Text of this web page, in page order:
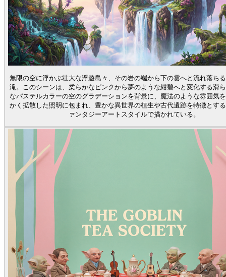
無限の空に浮かぶ壮大な浮遊島々、その岩の端から下の雲へと流れ落ち
滝。このシーンは、柔らかなピンクから夢のような紺碧へと変化する滑
なパステルカラーの空のグラデーションを背景に、魔法のような雰囲気
かく拡散した照明に包まれ、豊かな異世界の植生や古代遺跡を特徴とす
ァンタジーアートスタイルで描かれている。